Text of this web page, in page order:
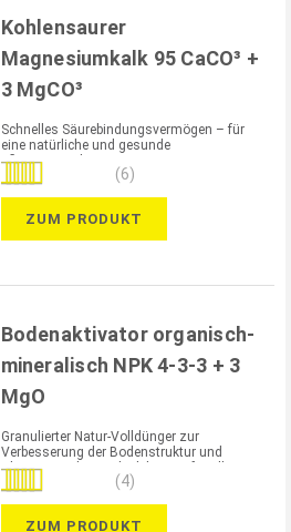
Kohlensaurer
Magnesiumkalk 95 CaCO³ +
3 MgCO³
Schnelles Säurebindungsvermögen – für
eine natürliche und gesunde
Pflanzenernährung
Bewertung:
87%
(6)
ZUM PRODUKT
Bodenaktivator organisch-
mineralisch NPK 4-3-3 + 3
MgO
Granulierter Natur-Volldünger zur
Verbesserung der Bodenstruktur und
Aktivierung des Bodenlebens – für alle
Bodenarten geeignet
Bewertung:
100%
(4)
ZUM PRODUKT